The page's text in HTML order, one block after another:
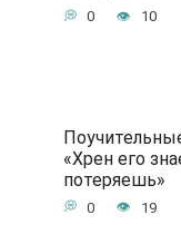
0 10
«Хрен его
потеряешь»
0 19